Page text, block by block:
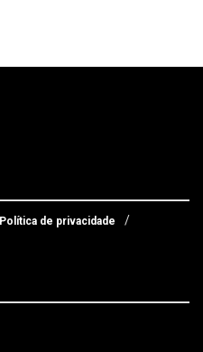
Política de privacidade